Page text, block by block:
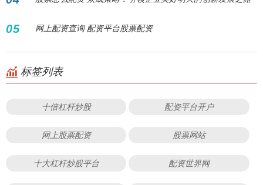
05 网上配资查询 配资平台股票配资
标签列表
十倍杠杆炒股 配资平台开户
网上股票配资 股票网站
十大杠杆炒股平台 配资世界网